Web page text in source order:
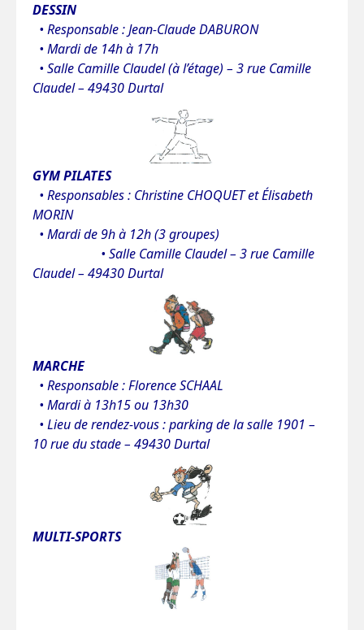
DESSIN
• Responsable : Jean-Claude DABURON
• Mardi de 14h à 17h
• Salle Camille Claudel (à l’étage) – 3 rue Camille
Claudel – 49430 Durtal
GYM PILATES
• Responsables : Christine CHOQUET et Élisabeth
MORIN
• Mardi de 9hà 12h (3 groupes)
• Salle Camille Claudel – 3 rue Camille
Claudel – 49430 Durtal
MARCHE
• Responsable : Florence SCHAAL
• Mardi à 13h15 ou 13h30
• Lieu de rendez-vous : parking de la salle 1901 –
10 rue du stade – 49430 Durtal
MULTI-SPORTS